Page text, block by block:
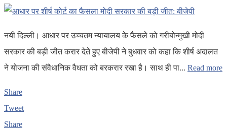
नयी दिल्ली। आधार पर उच्चतम न्यायालय के फैसले को गरीबोन्मुखी मोदी
सरकार की बड़ी जीत करार देते हुए बीजेपी ने बुधवार को कहा कि शीर्ष अदालत
ने योजना की संवैधानिक वैधता को बरकरार रखा है। साथ ही पा... Read more
Share
Tweet
Share